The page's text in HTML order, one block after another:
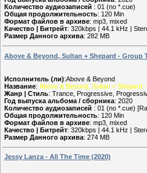
Количество аудиозаписей : 01 (no *.cue)
Общая продолжительность: 120 Min
Формат файлов в архиве: mp3, mixed
Качество | Битрейт: 320kbps | 44.1 kHz |
Размер Данного архива: 282 MB
Above & Beyond, Sultan + Shepard - Group
Исполнитель (ли):Above & Beyond
Название: Above & Beyond, Sultan + Shepard
Жанр | Стиль: Trance, Progressive,
Год выпуска альбома / сборника: 2020
Количество аудиозаписей : 01 (no *.cue)
Общая продолжительность: 120 Min
Формат файлов в архиве: mp3, mixed
Качество | Битрейт: 320kbps | 44.1 kHz |
Размер Данного архива: 274 MB
Jessy Lanza - All The Time (2020)